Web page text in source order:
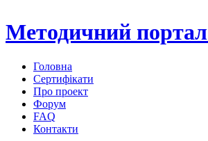
Методичний портал
Головна
Сертифікати
Про проект
Форум
FAQ
Контакти